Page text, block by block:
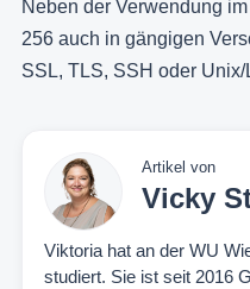
Neben der Verwendung
256 auch in gängigen
SSL, TLS, SSH oder
Artikel von
Vicky
Viktoria hat an der WU
studiert. Sie ist seit 2016